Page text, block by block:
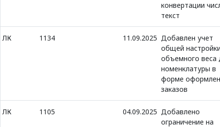
конвертации
текст
ЛК 1134 11.09.2025 Добавлен учет
общей
объемного веса
номенклатуры в
форме
заказов
ЛК 1105 04.09.2025 Добавлено
ограничение на